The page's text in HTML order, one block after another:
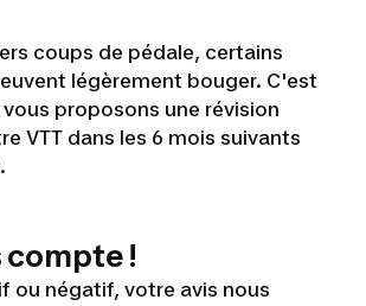
coups de pédale, certains
légèrement bouger. C'est
proposons une révision
VTT dans les 6 mois suivants
compte !
ou négatif, votre avis nous